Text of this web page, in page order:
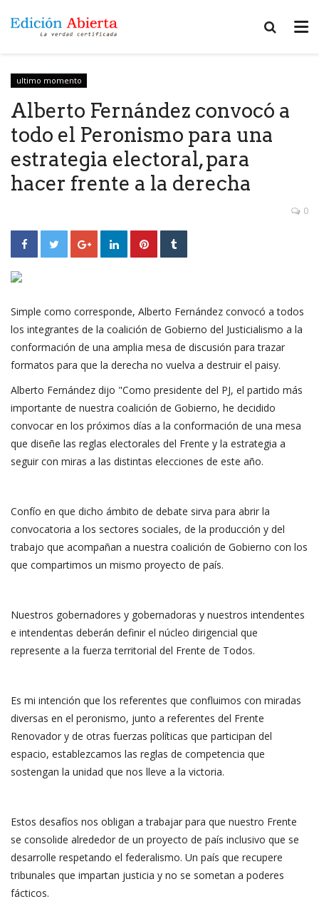
ultimo momento
Alberto Fernández convocó a
todo el Peronismo para una
estrategia electoral, para
hacer frente a la derecha
0
Simple como corresponde, Alberto Fernández convocó a todos
los integrantes de la coalición de Gobierno del Justicialismo a la
conformación de una amplia mesa de discusión para trazar
formatos para que la derecha no vuelva a destruir el paisy.
Alberto Fernández dijo "Como presidente del PJ, el partido más
importante de nuestra coalición de Gobierno, he decidido
convocar en los próximos días a la conformación de una mesa
que diseñe las reglas electorales del Frente y la estrategia a
seguir con miras a las distintas elecciones de este año.
Confío en que dicho ámbito de debate sirva para abrir la
convocatoria a los sectores sociales, de la producción y del
trabajo que acompañan a nuestra coalición de Gobierno con los
que compartimos un mismo proyecto de país.
Nuestros gobernadores y gobernadoras y nuestros intendentes
e intendentas deberán definir el núcleo dirigencial que
represente a la fuerza territorial del Frente de Todos.
Es mi intención que los referentes que confluimos con miradas
diversas en el peronismo, junto a referentes del Frente
Renovador y de otras fuerzas políticas que participan del
espacio, establezcamos las reglas de competencia que
sostengan la unidad que nos lleve a la victoria.
Estos desafíos nos obligan a trabajar para que nuestro Frente
se consolide alrededor de un proyecto de país inclusivo que se
desarrolle respetando el federalismo. Un país que recupere
tribunales que impartan justicia y no se sometan a poderes
fácticos.